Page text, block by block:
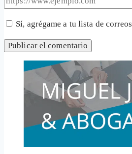
Sí, agrégame a tu lista de correos